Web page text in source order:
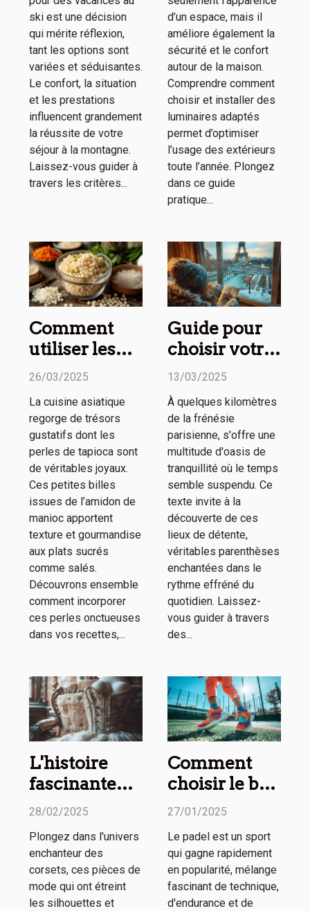
ski est une décision
qui mérite réflexion,
tant les options sont
variées et séduisantes.
Le confort, la situation
et les prestations
influencent grandement
la réussite de votre
séjour à la montagne.
Laissez-vous guider à
travers les critères...
d’un espace, mais il
améliore également la
sécurité et le confort
autour de la maison.
Comprendre comment
choisir et installer des
luminaires adaptés
permet d’optimiser
l’usage des extérieurs
toute l’année. Plongez
dans ce guide
pratique...
Comment
utiliser les
perles de
cuisine
asiatique
26/03/2025
La cuisine asiatique
regorge de trésors
gustatifs dont les
perles de tapioca sont
de véritables joyaux.
Ces petites billes
issues de l’amidon de
manioc apportent
texture et gourmandise
aux plats sucrés
comme salés.
Découvrons ensemble
comment incorporer
ces perles onctueuses
dans vos recettes,...
Guide pour
choisir votre
prochain
week-end
détente
autour de
Paris
13/03/2025
À quelques kilomètres
de la frénésie
parisienne, s'offre une
multitude d'oasis de
tranquillité où le temps
semble suspendu. Ce
texte invite à la
découverte de ces
lieux de détente,
véritables parenthèses
enchantées dans le
rythme effréné du
quotidien. Laissez-
vous guider à travers
des...
L'histoire
fascinante
des corsets à
siècles
28/02/2025
Plongez dans l'univers
enchanteur des
corsets, ces pièces de
mode qui ont étreint
les silhouettes et
Comment
choisir le bon
partenaire de
améliorer
votre jeu
27/01/2025
Le padel est un sport
qui gagne rapidement
en popularité, mélange
fascinant de technique,
d'endurance et de